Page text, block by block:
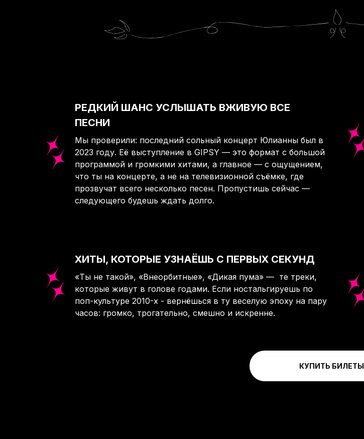
РЕДКИЙ ШАНС УСЛЫШАТЬ ВЖИВУЮ ВСЕ
ПЕСНИ
Мы проверили: последний сольный концерт Юлианны был в
2023 году. Её выступление в GIPSY — это формат с большой
программой и громкими хитами, а главное — с ощущением,
что ты на концерте, а не на телевизионной съёмке, где
прозвучат всего несколько песен. Пропустишь сейчас —
следующего будешь ждать долго.
ХИТЫ, КОТОРЫЕ УЗНАЁШЬ С ПЕРВЫХ СЕКУНД
«Ты не такой», «Внеорбитные», «Дикая пума» — те треки,
которые живут в голове годами. Если ностальгируешь по
поп-культуре 2010-х - вернёшься в ту веселую эпоху на пару
часов: громко, трогательно, смешно и искренне.
КУПИТЬ БИЛЕТЫ